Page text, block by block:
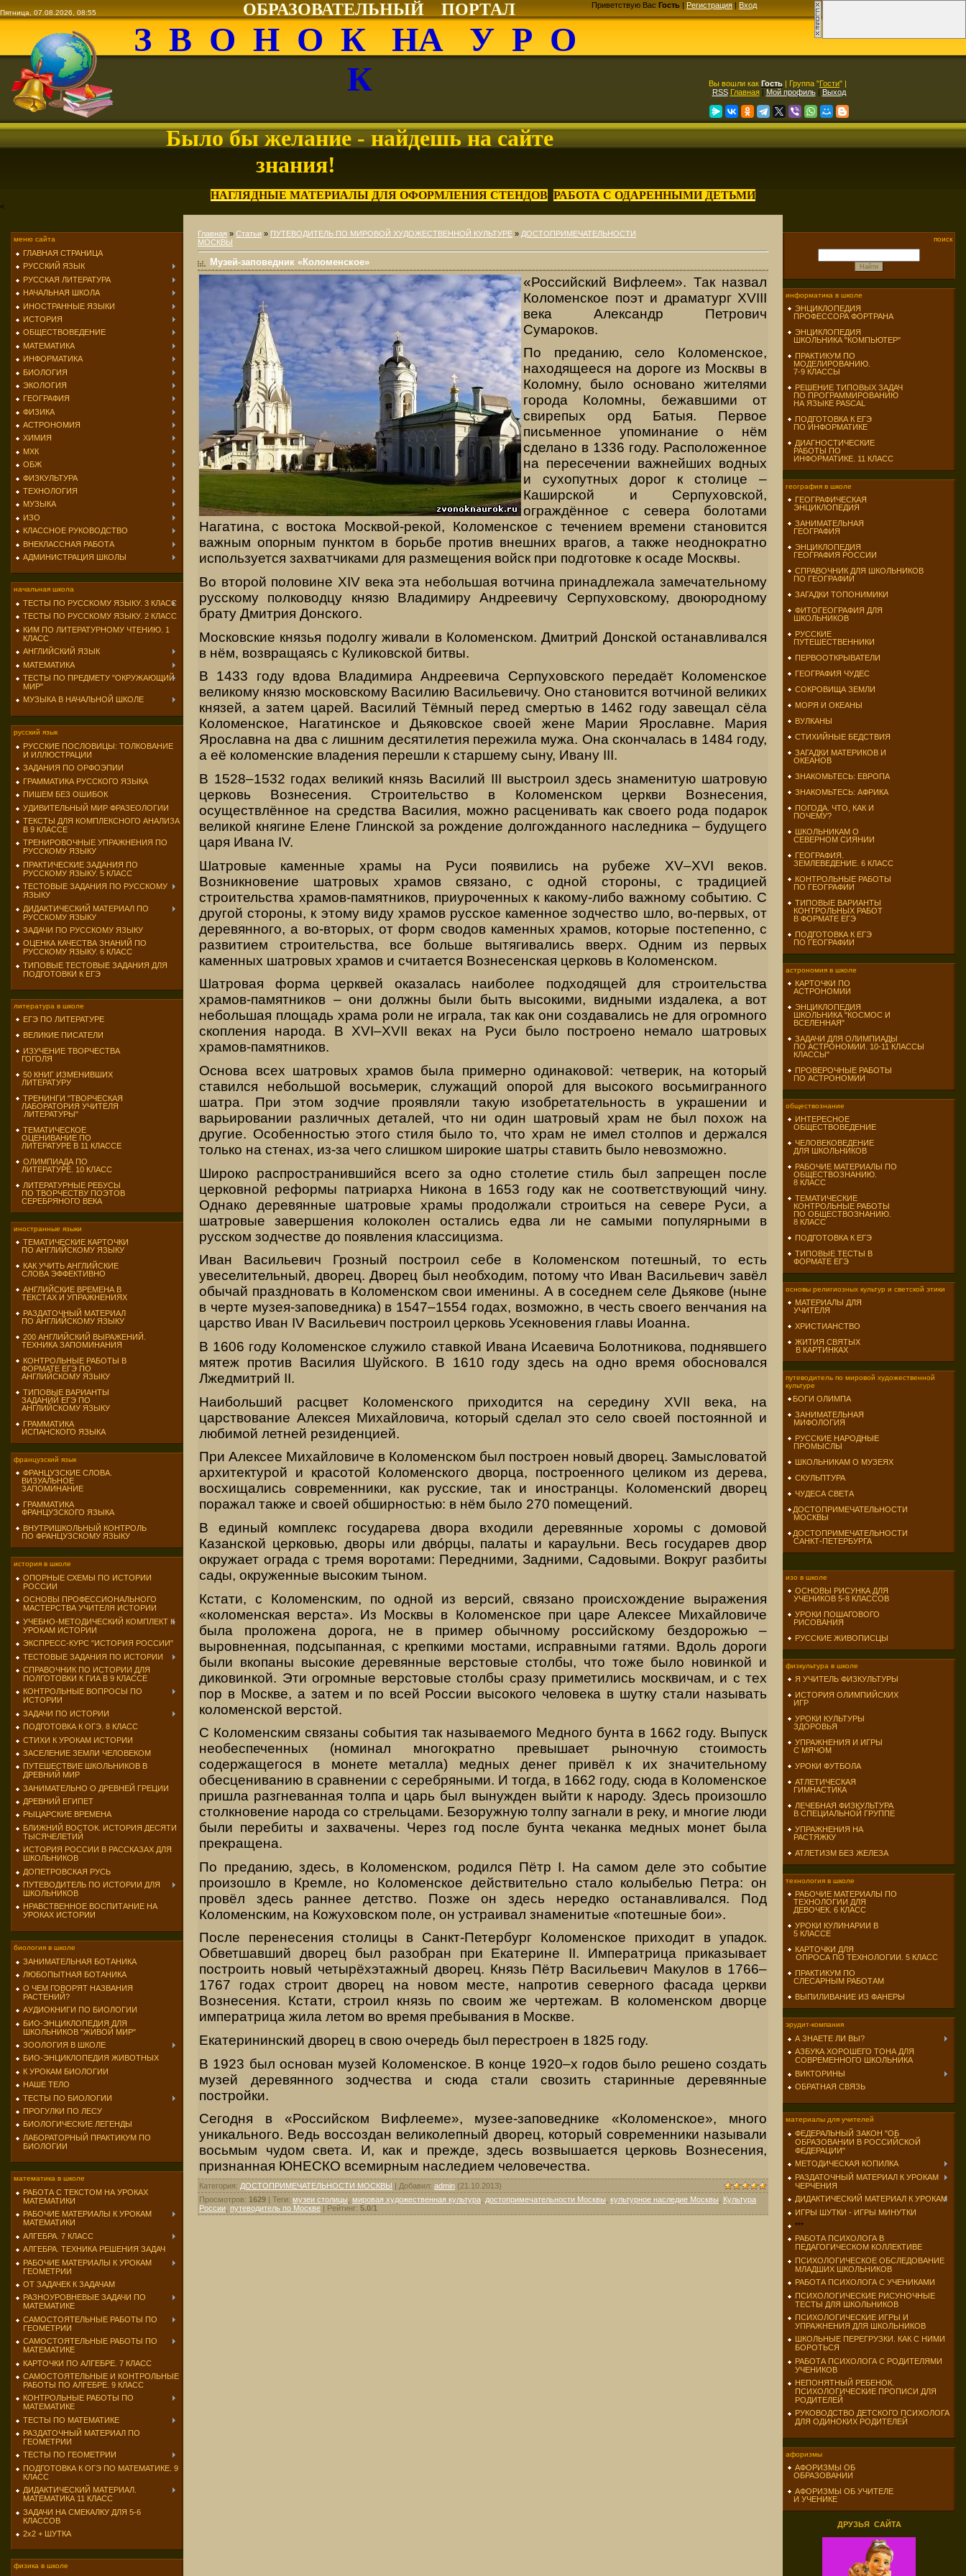
Пятница, 07.08.2026, 08:55 ОБРАЗОВАТЕЛЬНЫЙ ПОРТАЛ Приветствую Вас Гость | Регистрация | Вход
З В О Н О К НА У Р О
К
Было бы желание - найдешь на сайте
знания!
Вы вошли как Гость | Группа "Гости" |
RSS Главная| Мой профиль| Выход
НАГЛЯДНЫЕ МАТЕРИАЛЫ ДЛЯ ОФОРМЛЕНИЯ СТЕНДОВ РАБОТА С ОДАРЕННЫМИ ДЕТЬМИ
<
меню сайта
ГЛАВНАЯ СТРАНИЦА
РУССКИЙ ЯЗЫК
РУССКАЯ ЛИТЕРАТУРА
НАЧАЛЬНАЯ ШКОЛА
ИНОСТРАННЫЕ ЯЗЫКИ
ИСТОРИЯ
ОБЩЕСТВОВЕДЕНИЕ
МАТЕМАТИКА
ИНФОРМАТИКА
БИОЛОГИЯ
ЭКОЛОГИЯ
ГЕОГРАФИЯ
ФИЗИКА
АСТРОНОМИЯ
ХИМИЯ
МХК
ОБЖ
ФИЗКУЛЬТУРА
ТЕХНОЛОГИЯ
МУЗЫКА
ИЗО
КЛАССНОЕ РУКОВОДСТВО
ВНЕКЛАССНАЯ РАБОТА
АДМИНИСТРАЦИЯ ШКОЛЫ
начальная школа
ТЕСТЫ ПО РУССКОМУ ЯЗЫКУ. 3 КЛАСС
ТЕСТЫ ПО РУССКОМУ ЯЗЫКУ. 2 КЛАСС
КИМ ПО ЛИТЕРАТУРНОМУ ЧТЕНИЮ. 1
КЛАСС
АНГЛИЙСКИЙ ЯЗЫК
МАТЕМАТИКА
ТЕСТЫ ПО ПРЕДМЕТУ "ОКРУЖАЮЩИЙ
МИР"
МУЗЫКА В НАЧАЛЬНОЙ ШКОЛЕ
русский язык
РУССКИЕ ПОСЛОВИЦЫ: ТОЛКОВАНИЕ
И ИЛЛЮСТРАЦИИ
ЗАДАНИЯ ПО ОРФОЭПИИ
ГРАММАТИКА РУССКОГО ЯЗЫКА
ПИШЕМ БЕЗ ОШИБОК
УДИВИТЕЛЬНЫЙ МИР ФРАЗЕОЛОГИИ
ТЕКСТЫ ДЛЯ КОМПЛЕКСНОГО АНАЛИЗА
В 9 КЛАССЕ
ТРЕНИРОВОЧНЫЕ УПРАЖНЕНИЯ ПО
РУССКОМУ ЯЗЫКУ
ПРАКТИЧЕСКИЕ ЗАДАНИЯ ПО
РУССКОМУ ЯЗЫКУ. 5 КЛАСС
ТЕСТОВЫЕ ЗАДАНИЯ ПО РУССКОМУ
ЯЗЫКУ
ДИДАКТИЧЕСКИЙ МАТЕРИАЛ ПО
РУССКОМУ ЯЗЫКУ
ЗАДАЧИ ПО РУССКОМУ ЯЗЫКУ
ОЦЕНКА КАЧЕСТВА ЗНАНИЙ ПО
РУССКОМУ ЯЗЫКУ. 6 КЛАСС
ТИПОВЫЕ ТЕСТОВЫЕ ЗАДАНИЯ ДЛЯ
ПОДГОТОВКИ К ЕГЭ
литература в школе
ЕГЭ ПО ЛИТЕРАТУРЕ
ВЕЛИКИЕ ПИСАТЕЛИ
ИЗУЧЕНИЕ ТВОРЧЕСТВА
ГОГОЛЯ
50 КНИГ ИЗМЕНИВШИХ
ЛИТЕРАТУРУ
ТРЕНИНГИ "ТВОРЧЕСКАЯ
ЛАБОРАТОРИЯ УЧИТЕЛЯ
ЛИТЕРАТУРЫ"
ТЕМАТИЧЕСКОЕ
ОЦЕНИВАНИЕ ПО
ЛИТЕРАТУРЕ В 11 КЛАССЕ
ОЛИМПИАДА ПО
ЛИТЕРАТУРЕ. 10 КЛАСС
ЛИТЕРАТУРНЫЕ РЕБУСЫ
ПО ТВОРЧЕСТВУ ПОЭТОВ
СЕРЕБРЯНОГО ВЕКА
иностранные языки
ТЕМАТИЧЕСКИЕ КАРТОЧКИ
ПО АНГЛИЙСКОМУ ЯЗЫКУ
КАК УЧИТЬ АНГЛИЙСКИЕ
СЛОВА ЭФФЕКТИВНО
АНГЛИЙСКИЕ ВРЕМЕНА В
ТЕКСТАХ И УПРАЖНЕНИЯХ
РАЗДАТОЧНЫЙ МАТЕРИАЛ
ПО АНГЛИЙСКОМУ ЯЗЫКУ
200 АНГЛИЙСКИЙ ВЫРАЖЕНИЙ.
ТЕХНИКА ЗАПОМИНАНИЯ
КОНТРОЛЬНЫЕ РАБОТЫ В
ФОРМАТЕ ЕГЭ ПО
АНГЛИЙСКОМУ ЯЗЫКУ
ТИПОВЫЕ ВАРИАНТЫ
ЗАДАНИЙ ЕГЭ ПО
АНГЛИЙСКОМУ ЯЗЫКУ
ГРАММАТИКА
ИСПАНСКОГО ЯЗЫКА
французский язык
ФРАНЦУЗСКИЕ СЛОВА.
ВИЗУАЛЬНОЕ
ЗАПОМИНАНИЕ
ГРАММАТИКА
ФРАНЦУЗСКОГО ЯЗЫКА
ВНУТРИШКОЛЬНЫЙ КОНТРОЛЬ
ПО ФРАНЦУЗСКОМУ ЯЗЫКУ
история в школе
ОПОРНЫЕ СХЕМЫ ПО ИСТОРИИ
РОССИИ
ОСНОВЫ ПРОФЕССИОНАЛЬНОГО
МАСТЕРСТВА УЧИТЕЛЯ ИСТОРИИ
УЧЕБНО-МЕТОДИЧЕСКИЙ КОМПЛЕКТ К
УРОКАМ ИСТОРИИ
ЭКСПРЕСС-КУРС "ИСТОРИЯ РОССИИ"
ТЕСТОВЫЕ ЗАДАНИЯ ПО ИСТОРИИ
СПРАВОЧНИК ПО ИСТОРИИ ДЛЯ
ПОЛГОТОВКИ К ГИА В 9 КЛАССЕ
КОНТРОЛЬНЫЕ ВОПРОСЫ ПО
ИСТОРИИ
ЗАДАЧИ ПО ИСТОРИИ
ПОДГОТОВКА К ОГЭ. 8 КЛАСС
СТИХИ К УРОКАМ ИСТОРИИ
ЗАСЕЛЕНИЕ ЗЕМЛИ ЧЕЛОВЕКОМ
ПУТЕШЕСТВИЕ ШКОЛЬНИКОВ В
ДРЕВНИЙ МИР
ЗАНИМАТЕЛЬНО О ДРЕВНЕЙ ГРЕЦИИ
ДРЕВНИЙ ЕГИПЕТ
РЫЦАРСКИЕ ВРЕМЕНА
БЛИЖНИЙ ВОСТОК. ИСТОРИЯ ДЕСЯТИ
ТЫСЯЧЕЛЕТИЙ
ИСТОРИЯ РОССИИ В РАССКАЗАХ ДЛЯ
ШКОЛЬНИКОВ
ДОПЕТРОВСКАЯ РУСЬ
ПУТЕВОДИТЕЛЬ ПО ИСТОРИИ ДЛЯ
ШКОЛЬНИКОВ
НРАВСТВЕННОЕ ВОСПИТАНИЕ НА
УРОКАХ ИСТОРИИ
биология в школе
ЗАНИМАТЕЛЬНАЯ БОТАНИКА
ЛЮБОПЫТНАЯ БОТАНИКА
О ЧЕМ ГОВОРЯТ НАЗВАНИЯ
РАСТЕНИЙ?
АУДИОКНИГИ ПО БИОЛОГИИ
БИО-ЭНЦИКЛОПЕДИЯ ДЛЯ
ШКОЛЬНИКОВ "ЖИВОЙ МИР"
ЗООЛОГИЯ В ШКОЛЕ
БИО-ЭНЦИКЛОПЕДИЯ ЖИВОТНЫХ
К УРОКАМ БИОЛОГИИ
НАШЕ ТЕЛО
ТЕСТЫ ПО БИОЛОГИИ
ПРОГУЛКИ ПО ЛЕСУ
БИОЛОГИЧЕСКИЕ ЛЕГЕНДЫ
ЛАБОРАТОРНЫЙ ПРАКТИКУМ ПО
БИОЛОГИИ
математика в школе
РАБОТА С ТЕКСТОМ НА УРОКАХ
МАТЕМАТИКИ
РАБОЧИЕ МАТЕРИАЛЫ К УРОКАМ
МАТЕМАТИКИ
АЛГЕБРА. 7 КЛАСС
АЛГЕБРА. ТЕХНИКА РЕШЕНИЯ ЗАДАЧ
РАБОЧИЕ МАТЕРИАЛЫ К УРОКАМ
ГЕОМЕТРИИ
ОТ ЗАДАЧЕК К ЗАДАЧАМ
РАЗНОУРОВНЕВЫЕ ЗАДАЧИ ПО
МАТЕМАТИКЕ
САМОСТОЯТЕЛЬНЫЕ РАБОТЫ ПО
ГЕОМЕТРИИ
САМОСТОЯТЕЛЬНЫЕ РАБОТЫ ПО
МАТЕМАТИКЕ
КАРТОЧКИ ПО АЛГЕБРЕ. 7 КЛАСС
САМОСТОЯТЕЛЬНЫЕ И КОНТРОЛЬНЫЕ
РАБОТЫ ПО АЛГЕБРЕ. 9 КЛАСС
КОНТРОЛЬНЫЕ РАБОТЫ ПО
МАТЕМАТИКЕ
ТЕСТЫ ПО МАТЕМАТИКЕ
РАЗДАТОЧНЫЙ МАТЕРИАЛ ПО
ГЕОМЕТРИИ
ТЕСТЫ ПО ГЕОМЕТРИИ
ПОДГОТОВКА К ОГЭ ПО МАТЕМАТИКЕ. 9
КЛАСС
ДИДАКТИЧЕСКИЙ МАТЕРИАЛ.
МАТЕМАТИКА 11 КЛАСС
ЗАДАЧИ НА СМЕКАЛКУ ДЛЯ 5-6
КЛАССОВ
2х2 + ШУТКА
физика в школе
Главная » Статьи » ПУТЕВОДИТЕЛЬ ПО МИРОВОЙ ХУДОЖЕСТВЕННОЙ КУЛЬТУРЕ » ДОСТОПРИМЕЧАТЕЛЬНОСТИ
МОСКВЫ
Музей-заповедник «Коломенское»
«Российский Вифлеем». Так назвал
Коломенское поэт и драматург XVIII
века Александр Петрович
Сумароков.
По преданию, село Коломенское,
находящееся на дороге из Москвы в
Коломну, было основано жителями
города Коломны, бежавшими от
свирепых орд Батыя. Первое
письменное упоминание о нём
сделано в 1336 году. Расположенное
на пересечении важнейших водных
и сухопутных дорог к столице –
Каширской и Серпуховской,
ограждённое с севера болотами
Нагатина, с востока Москвой-рекой, Коломенское с течением времени становится
важным опорным пунктом в борьбе против внешних врагов, а также неоднократно
используется захватчиками для размещения войск при подготовке к осаде Москвы.
Во второй половине XIV века эта небольшая вотчина принадлежала замечательному
русскому полководцу князю Владимиру Андреевичу Серпуховскому, двоюродному
брату Дмитрия Донского.
Московские князья подолгу живали в Коломенском. Дмитрий Донской останавливался
в нём, возвращаясь с Куликовской битвы.
В 1433 году вдова Владимира Андреевича Серпуховского передаёт Коломенское
великому князю московскому Василию Васильевичу. Оно становится вотчиной великих
князей, а затем царей. Василий Тёмный перед смертью в 1462 году завещал сёла
Коломенское, Нагатинское и Дьяковское своей жене Марии Ярославне. Мария
Ярославна на два с лишним десятилетия пережила мужа. Она скончалась в 1484 году,
а её коломенские владения перешли к старшему сыну, Ивану III.
В 1528–1532 годах великий князь Василий III выстроил здесь знаменитую шатровую
церковь Вознесения. Строительство в Коломенском церкви Вознесения,
осуществлённое на средства Василия, можно расценивать как своего рода подарок
великой княгине Елене Глинской за рождение долгожданного наследника – будущего
царя Ивана IV.
Шатровые каменные храмы на Руси появились на рубеже XV–XVI веков.
Возникновение шатровых храмов связано, с одной стороны, с традицией
строительства храмов-памятников, приуроченных к какому-либо важному событию. С
другой стороны, к этому виду храмов русское каменное зодчество шло, во-первых, от
деревянного, а во-вторых, от форм сводов каменных храмов, которые постепенно, с
развитием строительства, все больше вытягивались вверх. Одним из первых
каменных шатровых храмов и считается Вознесенская церковь в Коломенском.
Шатровая форма церквей оказалась наиболее подходящей для строительства
храмов-памятников – они должны были быть высокими, видными издалека, а вот
небольшая площадь храма роли не играла, так как они создавались не для огромного
скопления народа. В XVI–XVII веках на Руси было построено немало шатровых
храмов-памятников.
Основа всех шатровых храмов была примерно одинаковой: четверик, на который
ставился небольшой восьмерик, служащий опорой для высокого восьмигранного
шатра. При этом зодчие проявляли такую изобретательность в украшении и
варьировании различных деталей, что ни один шатровый храм не был похож на
другие. Особенностью этого стиля было то, что храм не имел столпов и держался
только на стенах, из-за чего слишком широкие шатры ставить было невозможно.
Широко распространившийся всего за одно столетие стиль был запрещен после
церковной реформы патриарха Никона в 1653 году как не соответствующий чину.
Однако деревянные шатровые храмы продолжали строиться на севере Руси, а
шатровые завершения колоколен остались едва ли не самыми популярными в
русском зодчестве до появления классицизма.
Иван Васильевич Грозный построил себе в Коломенском потешный, то есть
увеселительный, дворец. Дворец был необходим, потому что Иван Васильевич завёл
обычай праздновать в Коломенском свои именины. А в соседнем селе Дьякове (ныне
в черте музея-заповедника) в 1547–1554 годах, возможно, в честь своего венчания на
царство Иван IV Васильевич построил церковь Усекновения главы Иоанна.
В 1606 году Коломенское служило ставкой Ивана Исаевича Болотникова, поднявшего
мятеж против Василия Шуйского. В 1610 году здесь на одно время обосновался
Лжедмитрий II.
Наибольший расцвет Коломенского приходится на середину XVII века, на
царствование Алексея Михайловича, который сделал это село своей постоянной и
любимой летней резиденцией.
При Алексее Михайловиче в Коломенском был построен новый дворец. Замысловатой
архитектурой и красотой Коломенского дворца, построенного целиком из дерева,
восхищались современники, как русские, так и иностранцы. Коломенский дворец
поражал также и своей обширностью: в нём было 270 помещений.
В единый комплекс государева двора входили деревянные хоромы с домовой
Казанской церковью, дворы или дво́рцы, палаты и караульни. Весь государев двор
окружает ограда с тремя воротами: Передними, Задними, Садовыми. Вокруг разбиты
сады, окруженные высоким тыном.
Кстати, с Коломенским, по одной из версий, связано происхождение выражения
«коломенская верста». Из Москвы в Коломенское при царе Алексее Михайловиче
была проложена дорога, не в пример обычному российскому бездорожью –
выровненная, подсыпанная, с крепкими мостами, исправными гатями. Вдоль дороги
были вкопаны высокие деревянные верстовые столбы, что тоже было новинкой и
диковинкой. Эти огромные верстовые столбы сразу приметились москвичам, и с тех
пор в Москве, а затем и по всей России высокого человека в шутку стали называть
коломенской верстой.
С Коломенским связаны события так называемого Медного бунта в 1662 году. Выпуск
необеспеченных (номинал многократно превышает рыночную стоимость
содержащегося в монете металла) медных денег привёл к их значительному
обесцениванию в сравнении с серебряными. И тогда, в 1662 году, сюда в Коломенское
пришла разгневанная толпа и царь был вынужден выйти к народу. Здесь произошло
столкновение народа со стрельцами. Безоружную толпу загнали в реку, и многие люди
были перебиты и захвачены. Через год после бунта чеканка медных монет была
прекращена.
По преданию, здесь, в Коломенском, родился Пётр I. На самом деле это событие
произошло в Кремле, но Коломенское действительно стало колыбелью Петра: он
провёл здесь раннее детство. Позже он здесь нередко останавливался. Под
Коломенским, на Кожуховском поле, он устраивал знаменитые «потешные бои».
После перенесения столицы в Санкт-Петербург Коломенское приходит в упадок.
Обветшавший дворец был разобран при Екатерине II. Императрица приказывает
построить новый четырёхэтажный дворец. Князь Пётр Васильевич Макулов в 1766–
1767 годах строит дворец на новом месте, напротив северного фасада церкви
Вознесения. Кстати, строил князь по своим же чертежам. В коломенском дворце
императрица жила летом во время пребывания в Москве.
Екатерининский дворец в свою очередь был перестроен в 1825 году.
В 1923 был основан музей Коломенское. В конце 1920–х годов было решено создать
музей деревянного зодчества и сюда стали свозить старинные деревянные
постройки.
Сегодня в «Российском Вифлееме», музее-заповеднике «Коломенское», много
уникального. Ведь воссоздан великолепный дворец, который современники называли
восьмым чудом света. И, как и прежде, здесь возвышается церковь Вознесения,
признанная ЮНЕСКО всемирным наследием человечества.
Категория: ДОСТОПРИМЕЧАТЕЛЬНОСТИ МОСКВЫ | Добавил: admin (21.10.2013)
Просмотров: 1629 | Теги: музеи столицы мировая художественная культура достопримечательности Москвы культурное наследие Москвы
Культура
России путеводитель по Москве | Рейтинг: 5.0/1
поиск
информатика в школе
ЭНЦИКЛОПЕДИЯ
ПРОФЕССОРА ФОРТРАНА
ЭНЦИКЛОПЕДИЯ
ШКОЛЬНИКА "КОМПЬЮТЕР"
ПРАКТИКУМ ПО
МОДЕЛИРОВАНИЮ.
7-9 КЛАССЫ
РЕШЕНИЕ ТИПОВЫХ ЗАДАЧ
ПО ПРОГРАММИРОВАНИЮ
НА ЯЗЫКЕ PASCAL
ПОДГОТОВКА К ЕГЭ
ПО ИНФОРМАТИКЕ
ДИАГНОСТИЧЕСКИЕ
РАБОТЫ ПО
ИНФОРМАТИКЕ. 11 КЛАСС
география в школе
ГЕОГРАФИЧЕСКАЯ
ЭНЦИКЛОПЕДИЯ
ЗАНИМАТЕЛЬНАЯ
ГЕОГРАФИЯ
ЭНЦИКЛОПЕДИЯ
ГЕОГРАФИЯ РОССИИ
СПРАВОЧНИК ДЛЯ ШКОЛЬНИКОВ
ПО ГЕОГРАФИИ
ЗАГАДКИ ТОПОНИМИКИ
ФИТОГЕОГРАФИЯ ДЛЯ
ШКОЛЬНИКОВ
РУССКИЕ
ПУТЕШЕСТВЕННИКИ
ПЕРВООТКРЫВАТЕЛИ
ГЕОГРАФИЯ ЧУДЕС
СОКРОВИЩА ЗЕМЛИ
МОРЯ И ОКЕАНЫ
ВУЛКАНЫ
СТИХИЙНЫЕ БЕДСТВИЯ
ЗАГАДКИ МАТЕРИКОВ И
ОКЕАНОВ
ЗНАКОМЬТЕСЬ: ЕВРОПА
ЗНАКОМЬТЕСЬ: АФРИКА
ПОГОДА. ЧТО, КАК И
ПОЧЕМУ?
ШКОЛЬНИКАМ О
СЕВЕРНОМ СИЯНИИ
ГЕОГРАФИЯ.
ЗЕМЛЕВЕДЕНИЕ. 6 КЛАСС
КОНТРОЛЬНЫЕ РАБОТЫ
ПО ГЕОГРАФИИ
ТИПОВЫЕ ВАРИАНТЫ
КОНТРОЛЬНЫХ РАБОТ
В ФОРМАТЕ ЕГЭ
ПОДГОТОВКА К ЕГЭ
ПО ГЕОГРАФИИ
астрономия в школе
КАРТОЧКИ ПО
АСТРОНОМИИ
ЭНЦИКЛОПЕДИЯ
ШКОЛЬНИКА "КОСМОС И
ВСЕЛЕННАЯ"
ЗАДАЧИ ДЛЯ ОЛИМПИАДЫ
ПО АСТРОНОМИИ. 10-11 КЛАССЫ
КЛАССЫ"
ПРОВЕРОЧНЫЕ РАБОТЫ
ПО АСТРОНОМИИ
обществознание
ИНТЕРЕСНОЕ
ОБЩЕСТВОВЕДЕНИЕ
ЧЕЛОВЕКОВЕДЕНИЕ
ДЛЯ ШКОЛЬНИКОВ
РАБОЧИЕ МАТЕРИАЛЫ ПО
ОБЩЕСТВОЗНАНИЮ.
8 КЛАСС
ТЕМАТИЧЕСКИЕ
КОНТРОЛЬНЫЕ РАБОТЫ
ПО ОБЩЕСТВОЗНАНИЮ.
8 КЛАСС
ПОДГОТОВКА К ЕГЭ
ТИПОВЫЕ ТЕСТЫ В
ФОРМАТЕ ЕГЭ
основы религиозных культур и светской этики
МАТЕРИАЛЫ ДЛЯ
УЧИТЕЛЯ
ХРИСТИАНСТВО
ЖИТИЯ СВЯТЫХ
В КАРТИНКАХ
путеводитель по мировой художественной
культуре
БОГИ ОЛИМПА
ЗАНИМАТЕЛЬНАЯ
МИФОЛОГИЯ
РУССКИЕ НАРОДНЫЕ
ПРОМЫСЛЫ
ШКОЛЬНИКАМ О МУЗЕЯХ
СКУЛЬПТУРА
ЧУДЕСА СВЕТА
ДОСТОПРИМЕЧАТЕЛЬНОСТИ
МОСКВЫ
ДОСТОПРИМЕЧАТЕЛЬНОСТИ
САНКТ-ПЕТЕРБУРГА
изо в школе
ОСНОВЫ РИСУНКА ДЛЯ
УЧЕНИКОВ 5-8 КЛАССОВ
УРОКИ ПОШАГОВОГО
РИСОВАНИЯ
РУССКИЕ ЖИВОПИСЦЫ
физкультура в школе
Я УЧИТЕЛЬ ФИЗКУЛЬТУРЫ
ИСТОРИЯ ОЛИМПИЙСКИХ
ИГР
УРОКИ КУЛЬТУРЫ
ЗДОРОВЬЯ
УПРАЖНЕНИЯ И ИГРЫ
С МЯЧОМ
УРОКИ ФУТБОЛА
АТЛЕТИЧЕСКАЯ
ГИМНАСТИКА
ЛЕЧЕБНАЯ ФИЗКУЛЬТУРА
В СПЕЦИАЛЬНОЙ ГРУППЕ
УПРАЖНЕНИЯ НА
РАСТЯЖКУ
АТЛЕТИЗМ БЕЗ ЖЕЛЕЗА
технология в школе
РАБОЧИЕ МАТЕРИАЛЫ ПО
ТЕХНОЛОГИИ ДЛЯ
ДЕВОЧЕК. 6 КЛАСС
УРОКИ КУЛИНАРИИ В
5 КЛАССЕ
КАРТОЧКИ ДЛЯ
ОПРОСА ПО ТЕХНОЛОГИИ. 5 КЛАСС
ПРАКТИКУМ ПО
СЛЕСАРНЫМ РАБОТАМ
ВЫПИЛИВАНИЕ ИЗ ФАНЕРЫ
эрудит-компания
А ЗНАЕТЕ ЛИ ВЫ?
АЗБУКА ХОРОШЕГО ТОНА ДЛЯ
СОВРЕМЕННОГО ШКОЛЬНИКА
ВИКТОРИНЫ
ОБРАТНАЯ СВЯЗЬ
материалы для учителей
ФЕДЕРАЛЬНЫЙ ЗАКОН "ОБ
ОБРАЗОВАНИИ В РОССИЙСКОЙ
ФЕДЕРАЦИИ"
МЕТОДИЧЕСКАЯ КОПИЛКА
РАЗДАТОЧНЫЙ МАТЕРИАЛ К УРОКАМ
ЧЕРЧЕНИЯ
ДИДАКТИЧЕСКИЙ МАТЕРИАЛ К УРОКАМ
ИГРЫ ШУТКИ - ИГРЫ МИНУТКИ
***
РАБОТА ПСИХОЛОГА В
ПЕДАГОГИЧЕСКОМ КОЛЛЕКТИВЕ
ПСИХОЛОГИЧЕСКОЕ ОБСЛЕДОВАНИЕ
МЛАДШИХ ШКОЛЬНИКОВ
РАБОТА ПСИХОЛОГА С УЧЕНИКАМИ
ПСИХОЛОГИЧЕСКИЕ РИСУНОЧНЫЕ
ТЕСТЫ ДЛЯ ШКОЛЬНИКОВ
ПСИХОЛОГИЧЕСКИЕ ИГРЫ И
УПРАЖНЕНИЯ ДЛЯ ШКОЛЬНИКОВ
ШКОЛЬНЫЕ ПЕРЕГРУЗКИ. КАК С НИМИ
БОРОТЬСЯ
РАБОТА ПСИХОЛОГА С РОДИТЕЛЯМИ
УЧЕНИКОВ
НЕПОНЯТНЫЙ РЕБЕНОК.
ПСИХОЛОГИЧЕСКИЕ ПРОПИСИ ДЛЯ
РОДИТЕЛЕЙ
РУКОВОДСТВО ДЕТСКОГО ПСИХОЛОГА
ДЛЯ ОДИНОКИХ РОДИТЕЛЕЙ
афоризмы
АФОРИЗМЫ ОБ
ОБРАЗОВАНИИ
АФОРИЗМЫ ОБ УЧИТЕЛЕ
И УЧЕНИКЕ
ДРУЗЬЯ САЙТА